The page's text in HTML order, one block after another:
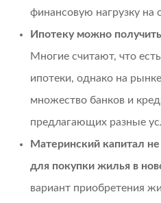
финансовую нагрузку на
Ипотеку можно
Многие считают, что
ипотеки, однако на
множество банков и
предлагающих разные
Материнский капитал
для покупки жилья в
вариант приобретения